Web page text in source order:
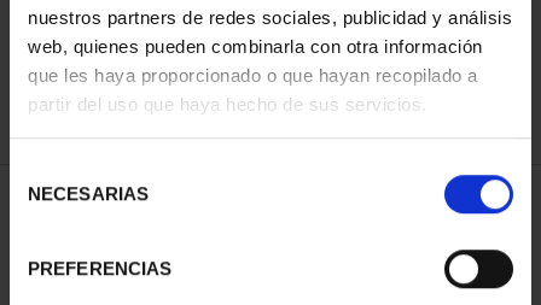
nuestros partners de redes sociales, publicidad y análisis
web, quienes pueden combinarla con otra información
que les haya proporcionado o que hayan recopilado a
partir del uso que haya hecho de sus servicios.
NECESARIAS
PREFERENCIAS
REFINAR
1 Productos encontrados